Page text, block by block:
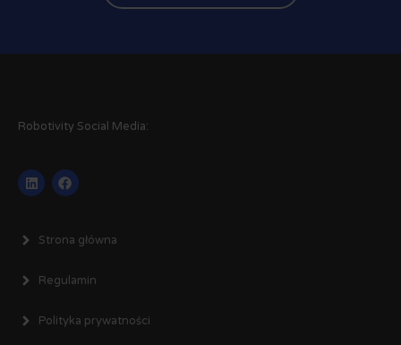
Robotivity Social Media:
Strona główna
Regulamin
Polityka prywatności